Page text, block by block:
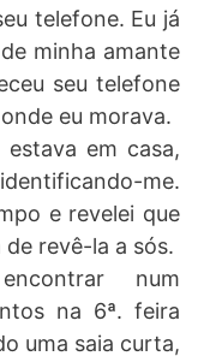
telefone. Eu já
minha amante
seu telefone
eu morava.
em casa,
me.
e revelei que
revê-la a sós.
num
na 6ª. feira
uma saia curta,